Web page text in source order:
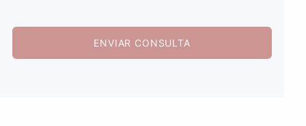
ENVIAR CONSULTA